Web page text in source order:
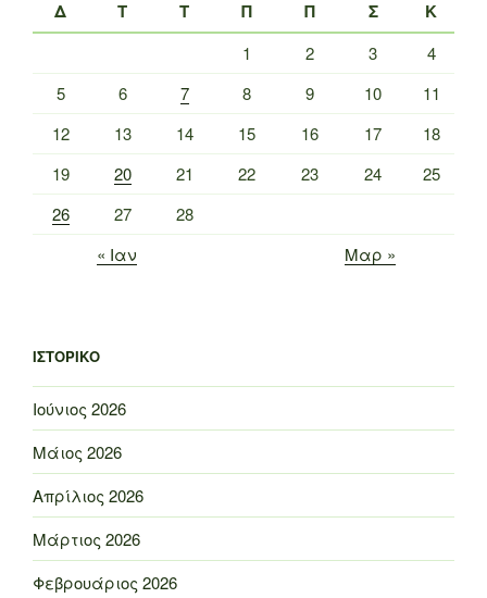
Δ Τ Τ Π Π Σ Κ
1 2 3
4
5
6 7 8 9 10
11
12
13 14 15 16 17
18
19
20 21 22 23 24
25
26
27
28
« Ιαν
Μαρ »
ΙΣΤΟΡΙΚΌ
Ιούνιος 2026
Μάιος 2026
Απρίλιος 2026
Μάρτιος 2026
Φεβρουάριος 2026